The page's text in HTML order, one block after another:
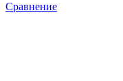
Сравнение